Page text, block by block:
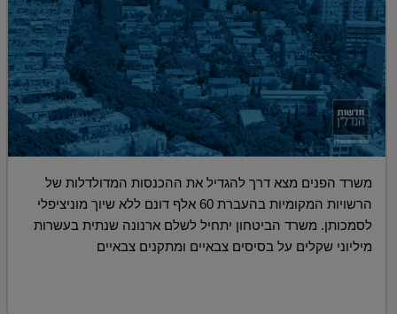
משרד הפנים מצא דרך להגדיל את ההכנסות המדולדלות של
הרשויות המקומיות בהעברת 60 אלף דונם ללא שיוך מוניציפלי
לסמכותן. משרד הביטחון יתחיל לשלם ארנונה שנתית בעשרות
מיליוני שקלים על בסיסים צבאיים ומתקנים צבאיים